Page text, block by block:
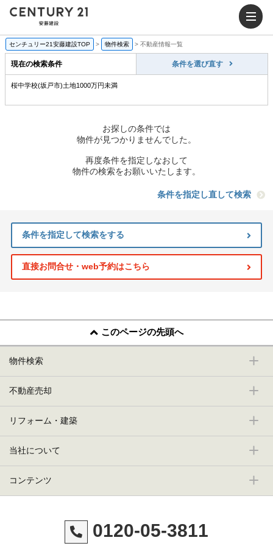
センチュリー21安藤建設TOP > 物件検索 > 不動産情報一覧
現在の検索条件 条件を選び直す
桜中学校(坂戸市)土地1000万円未満
お探しの条件では
物件が見つかりませんでした。
再度条件を指定しなおして
物件の検索をお願いいたします。
条件を指定し直して検索
条件を指定して検索をする
直接お問合せ・web予約はこちら
このページの先頭へ
物件検索
不動産売却
リフォーム・建築
当社について
コンテンツ
0120-05-3811